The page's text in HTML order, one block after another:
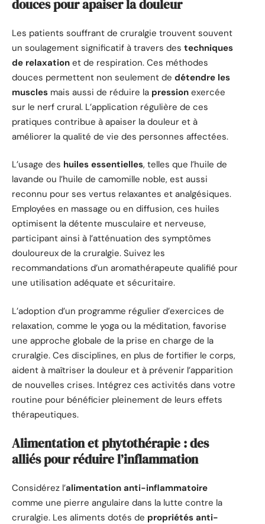
douces pour apaiser la douleur
Les patients souffrant de cruralgie trouvent souvent
un soulagement significatif à travers des techniques
de relaxation et de respiration. Ces méthodes
douces permettent non seulement de détendre les
muscles mais aussi de réduire la pression exercée
sur le nerf crural. L’application régulière de ces
pratiques contribue à apaiser la douleur et à
améliorer la qualité de vie des personnes affectées.
L’usage des huiles essentielles, telles que l’huile de
lavande ou l’huile de camomille noble, est aussi
reconnu pour ses vertus relaxantes et analgésiques.
Employées en massage ou en diffusion, ces huiles
optimisent la détente musculaire et nerveuse,
participant ainsi à l’atténuation des symptômes
douloureux de la cruralgie. Suivez les
recommandations d’un aromathérapeute qualifié pour
une utilisation adéquate et sécuritaire.
L’adoption d’un programme régulier d’exercices de
relaxation, comme le yoga ou la méditation, favorise
une approche globale de la prise en charge de la
cruralgie. Ces disciplines, en plus de fortifier le corps,
aident à maîtriser la douleur et à prévenir l’apparition
de nouvelles crises. Intégrez ces activités dans votre
routine pour bénéficier pleinement de leurs effets
thérapeutiques.
Alimentation et phytothérapie : des
alliés pour réduire l’inflammation
Considérez l’alimentation anti-inflammatoire
comme une pierre angulaire dans la lutte contre la
cruralgie. Les aliments dotés de propriétés anti-